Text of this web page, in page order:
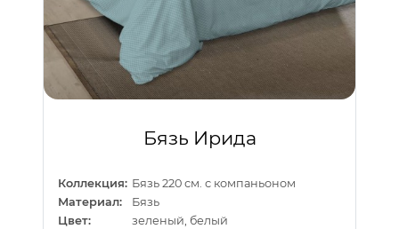
Бязь Ирида
Коллекция: Бязь 220 см. с компаньоном
Материал:
Бязь
Цвет:
зеленый, белый